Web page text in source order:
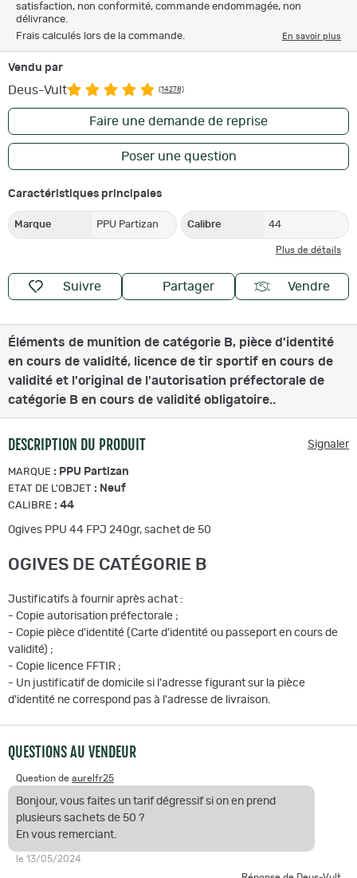
satisfaction, non conformité, commande endommagée, non
délivrance.
Frais calculés lors de la commande.
En savoir plus
Vendu par
Deus-Vult (14278)
Faire une demande de reprise
Poser une question
Caractéristiques principales
Marque PPU Partizan Calibre 44
Plus de détails
Suivre Partager Vendre
Éléments de munition de catégorie B, pièce d'identité
en cours de validité, licence de tir sportif en cours de
validité et l'original de l'autorisation préfectorale de
catégorie B en cours de validité obligatoire..
DESCRIPTION DU PRODUIT Signaler
MARQUE : PPU Partizan
ETAT DE L'OBJET : Neuf
CALIBRE : 44
Ogives PPU 44 FPJ 240gr, sachet de 50
OGIVES DE CATÉGORIE B
Justificatifs à fournir après achat :
- Copie autorisation préfectorale ;
- Copie pièce d'identité (Carte d'identité ou passeport en cours de
validité) ;
- Copie licence FFTIR ;
- Un justificatif de domicile si l'adresse figurant sur la pièce
d'identité ne correspond pas à l'adresse de livraison.
QUESTIONS AU VENDEUR
Question de aurelfr25
Bonjour, vous faites un tarif dégressif si on en prend
plusieurs sachets de 50 ?
En vous remerciant.
le 13/05/2024